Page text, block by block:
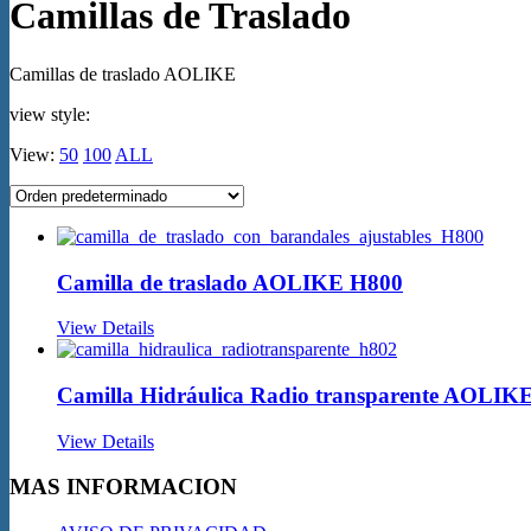
Camillas de Traslado
Camillas de traslado AOLIKE
view style:
View: 50 100 ALL
Camilla de traslado AOLIKE H800
View Details
Camilla Hidráulica Radio transparente
View Details
MAS INFORMACION